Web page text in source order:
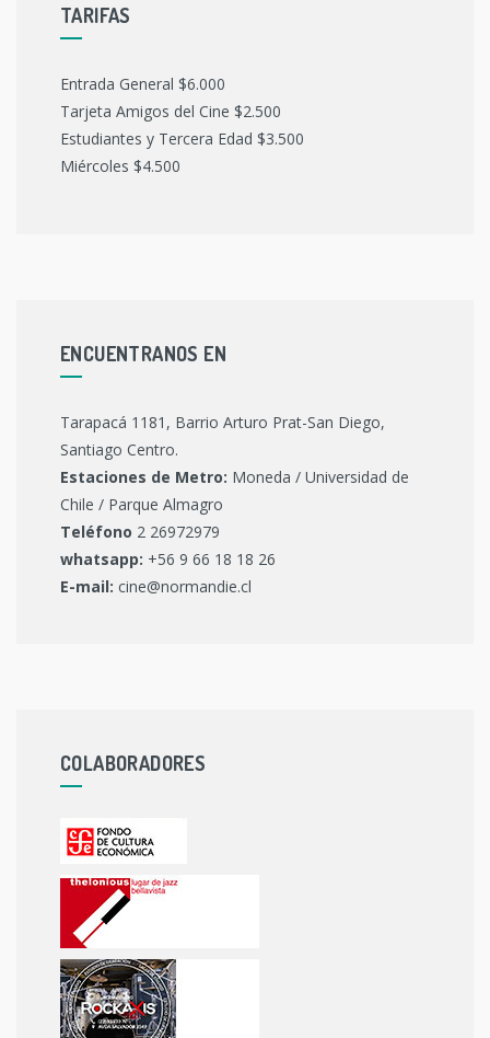
TARIFAS
Entrada General $6.000
Tarjeta Amigos del Cine $2.500
Estudiantes y Tercera Edad $3.500
Miércoles $4.500
ENCUENTRANOS EN
Tarapacá 1181, Barrio Arturo Prat-San Diego,
Santiago Centro.
Estaciones de Metro: Moneda / Universidad de
Chile / Parque Almagro
Teléfono 2 26972979
whatsapp: +56 9 66 18 18 26
E-mail: cine@normandie.cl
COLABORADORES